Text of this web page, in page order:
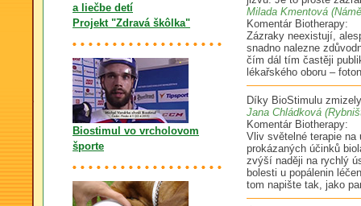
a liečbe detí
Projekt "Zdravá škôlka"
Biostimul vo vrcholovom
športe
Milada Kmentová
Komentár Biotherapy:
Zázraky neexistují,
snadno nalezne
čím dál tím častěji
lékařského oboru –
Díky BioStimulu
Jana Chládková
Komentár Biotherapy:
Vliv světelné terapie
prokázaných účinků
zvýší naději na rychlý
bolesti u popálenin
tom napište tak, jako